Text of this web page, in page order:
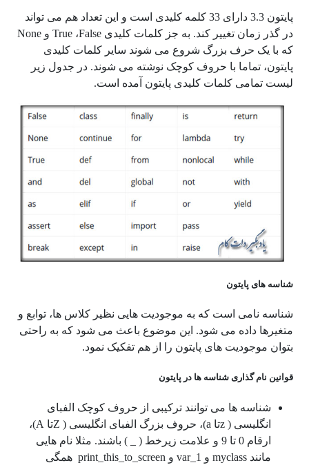
پایتون 3.3 دارای 33 کلمه کلیدی است و این تعداد هم می تواند
در گذر زمان تغییر کند. به جز کلمات کلیدی True ،False و None
که با یک حرف بزرگ شروع می شوند سایر کلمات کلیدی
پایتون، تماما با حروف کوچک نوشته می شوند. در جدول زیر
لیست تمامی کلمات کلیدی پایتون آمده است.
شناسه های پایتون
شناسه نامی است که به موجودیت هایی نظیر کلاس ها، توابع و
متغیرها داده می شود. این موضوع باعث می شود که به راحتی
بتوان موجودیت های پایتون را از هم تفکیک نمود.
قوانین نام گذاری شناسه ها در پایتون
شناسه ها می توانند ترکیبی از حروف کوچک الفبای
انگلیسی ( zتا a)، حروف بزرگ الفبای انگلیسی ( Zتا A)،
ارقام 0 تا 9 و علامت زیرخط ( _ ) باشند. مثلا نام هایی
مانند myclass و var_1 و print_this_to_screen همگی